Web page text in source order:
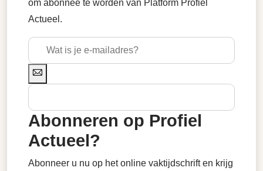
om abonnee te worden van Platform Profiel
Actueel.
Abonneren op Profiel
Actueel?
Abonneer u nu op het online vaktijdschrift en krijg